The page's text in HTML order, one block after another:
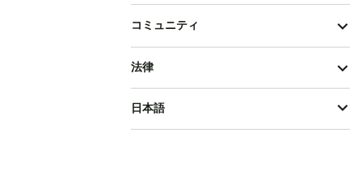
コミュニティ
法律
日本語